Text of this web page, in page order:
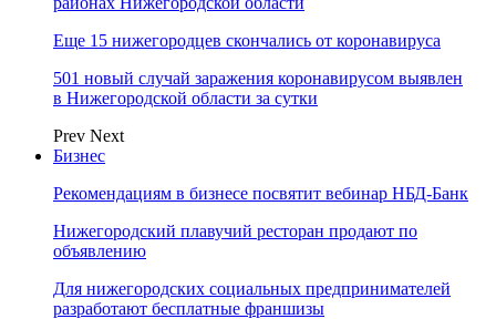
Еще 15 нижегородцев скончались от коронавируса
501 новый случай заражения коронавирусом выявлен
в Нижегородской области за сутки
Prev Next
Бизнес
Рекомендациям в бизнесе посвятит вебинар НБД-Банк
Нижегородский плавучий ресторан продают по
объявлению
Для нижегородских социальных предпринимателей
разработают бесплатные франшизы